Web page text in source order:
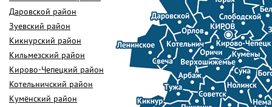
Даровской район
Зуевский район
Кикнурский район
Кильмезский район
Кирово-Чепецкий район
Котельничский район
Кумёнский район